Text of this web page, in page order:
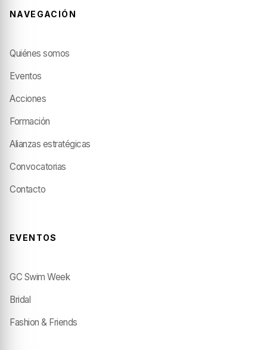
NAVEGACIÓN
Quiénes somos
Eventos
Acciones
Formación
Alianzas estratégicas
Convocatorias
Contacto
EVENTOS
GC Swim Week
Bridal
Fashion & Friends